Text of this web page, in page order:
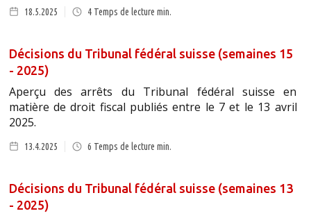
18.5.2025 4Temps de lecture min.
Décisions du Tribunal fédéral suisse (semaines 15
- 2025)
Aperçu des arrêts du Tribunal fédéral suisse en
matière de droit fiscal publiés entre le 7 et le 13 avril
2025.
13.4.2025 6 Temps de lecture min.
Décisions du Tribunal fédéral suisse (semaines 13
- 2025)